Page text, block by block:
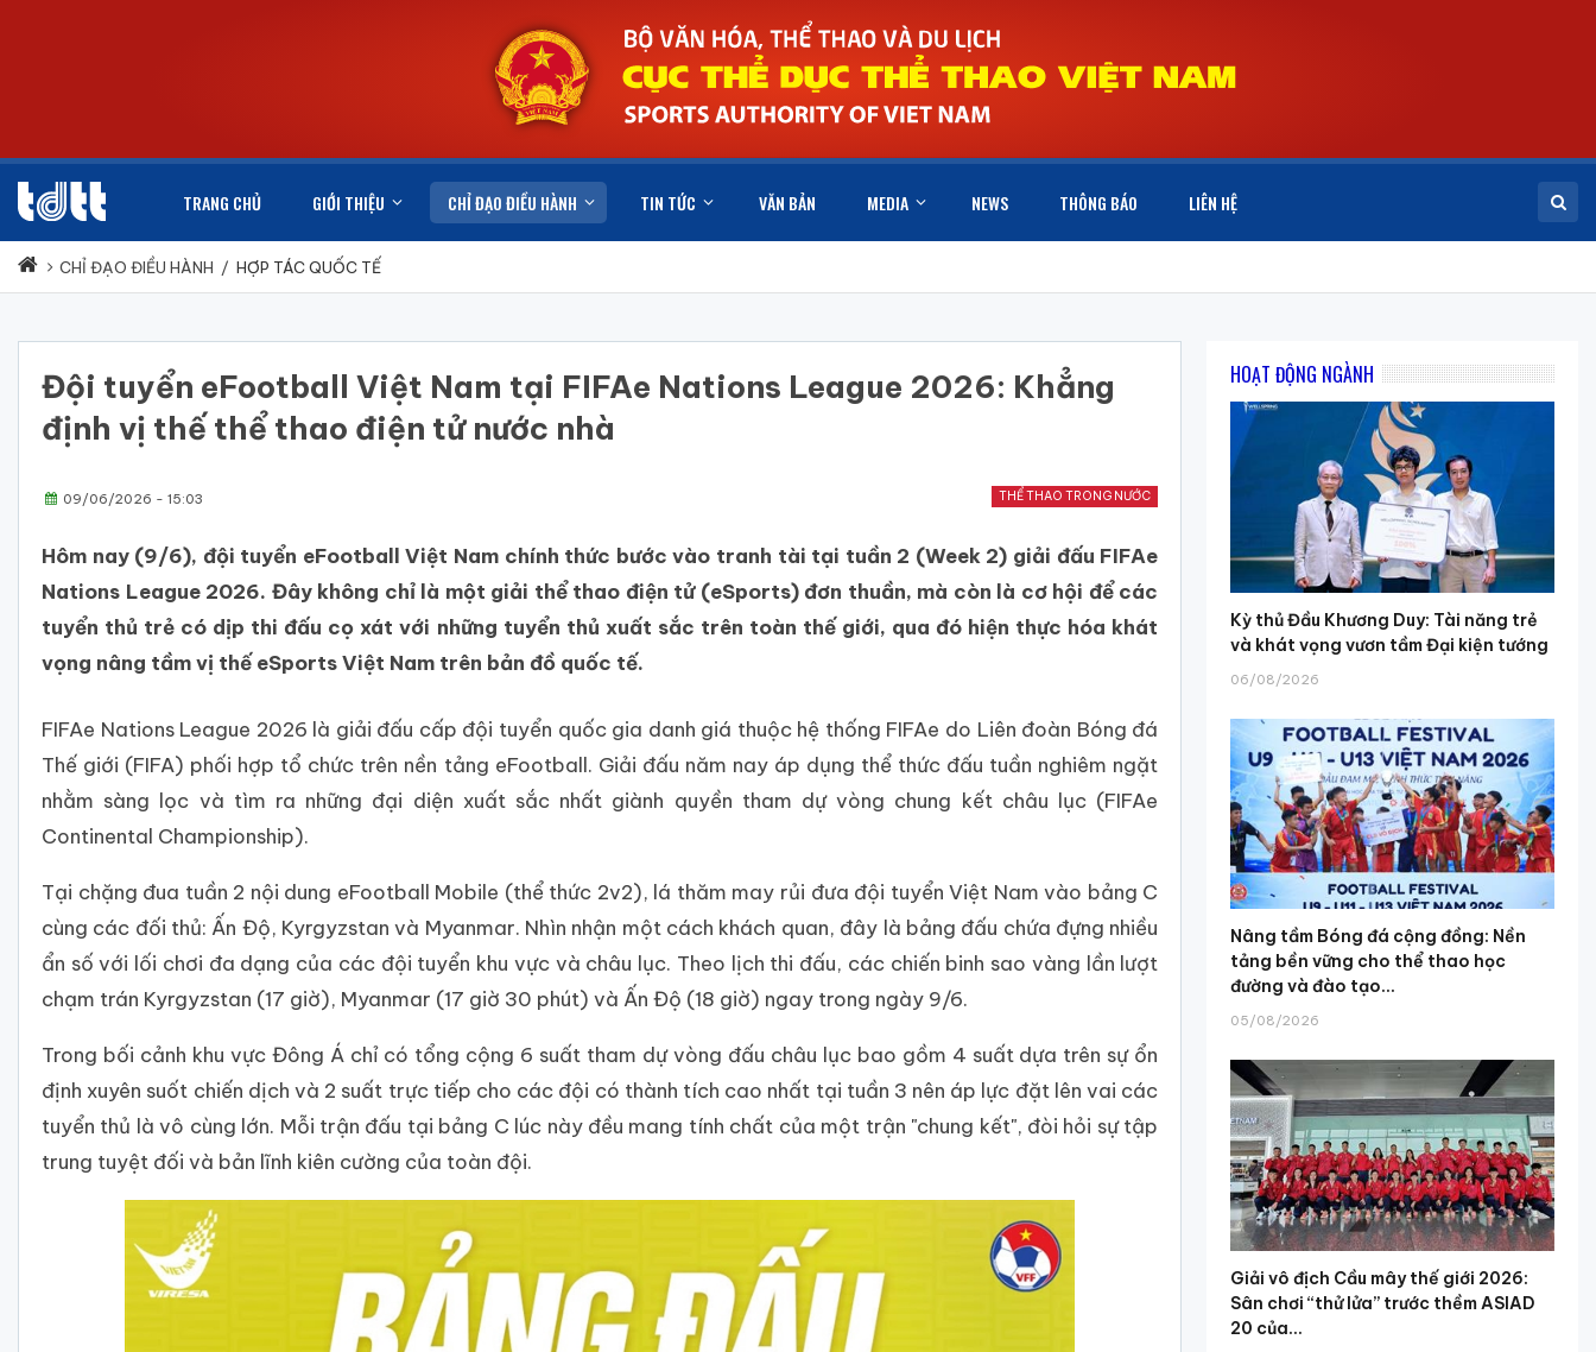
TRANG CHỦ GIỚI THIỆU CHỈ ĐẠO ĐIỀU HÀNH TIN TỨC VĂN BẢN MEDIA NEWS THÔNG BÁO LIÊN HỆ
CHỈ ĐẠO ĐIỀU HÀNH / HỢP TÁC QUỐC TẾ
Đội tuyển eFootball Việt Nam tại FIFAe Nations League 2026: Khẳng
định vị thế thể thao điện tử nước nhà
THỂ THAO TRONG NƯỚC
09/06/2026 - 15:03
Hôm nay (9/6), đội tuyển eFootball Việt Nam chính thức bước vào tranh tài tại tuần 2 (Week 2) giải đấu FIFAe
Nations League 2026. Đây không chỉ là một giải thể thao điện tử (eSports) đơn thuần, mà còn là cơ hội để các
tuyển thủ trẻ có dịp thi đấu cọ xát với những tuyển thủ xuất sắc trên toàn thế giới, qua đó hiện thực hóa khát
vọng nâng tầm vị thế eSports Việt Nam trên bản đồ quốc tế.
FIFAe Nations League 2026 là giải đấu cấp đội tuyển quốc gia danh giá thuộc hệ thống FIFAe do Liên đoàn Bóng đá
Thế giới (FIFA) phối hợp tổ chức trên nền tảng eFootball. Giải đấu năm nay áp dụng thể thức đấu tuần nghiêm ngặt
nhằm sàng lọc và tìm ra những đại diện xuất sắc nhất giành quyền tham dự vòng chung kết châu lục (FIFAe
Continental Championship).
Tại chặng đua tuần 2 nội dung eFootball Mobile (thể thức 2v2), lá thăm may rủi đưa đội tuyển Việt Nam vào bảng C
cùng các đối thủ: Ấn Độ, Kyrgyzstan và Myanmar. Nhìn nhận một cách khách quan, đây là bảng đấu chứa đựng nhiều
ẩn số với lối chơi đa dạng của các đội tuyển khu vực và châu lục. Theo lịch thi đấu, các chiến binh sao vàng lần lượt
chạm trán Kyrgyzstan (17 giờ), Myanmar (17 giờ 30 phút) và Ấn Độ (18 giờ) ngay trong ngày 9/6.
Trong bối cảnh khu vực Đông Á chỉ có tổng cộng 6 suất tham dự vòng đấu châu lục bao gồm 4 suất dựa trên sự ổn
định xuyên suốt chiến dịch và 2 suất trực tiếp cho các đội có thành tích cao nhất tại tuần 3 nên áp lực đặt lên vai các
tuyển thủ là vô cùng lớn. Mỗi trận đấu tại bảng C lúc này đều mang tính chất của một trận "chung kết", đòi hỏi sự tập
trung tuyệt đối và bản lĩnh kiên cường của toàn đội.
HOẠT ĐỘNG NGÀNH
Kỳ thủ Đầu Khương Duy: Tài năng trẻ
và khát vọng vươn tầm Đại kiện tướng
06/08/2026
Nâng tầm Bóng đá cộng đồng: Nền
tảng bền vững cho thể thao học
đường và đào tạo...
05/08/2026
Giải vô địch Cầu mây thế giới 2026:
Sân chơi “thử lửa” trước thềm ASIAD
20 của...